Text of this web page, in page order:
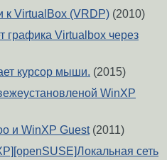
к VirtualBox (VRDP) (2010)
графика Virtualbox через
курсор мыши. (2015)
WinXP
и WinXP Guest(2011)
сеть